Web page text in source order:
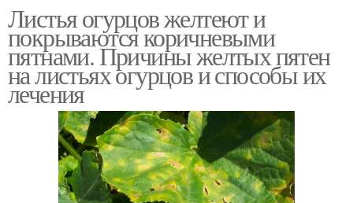
Листья огурцов желтеют и
покрываются коричневыми
пятнами. Причины желтых пятен
на листьях огурцов и способы их
лечения